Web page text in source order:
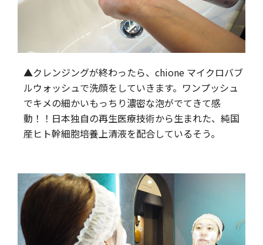
▲クレンジングが終わったら、chione マイクロバブ
ルウォッシュで洗顔をしていきます。ワンプッシュ
でキメの細かいもっちり濃密な泡がでてきて感
動！！日本独自の再生医療技術から生まれた、純国
産ヒト幹細胞培養上清液を配合しているそう。